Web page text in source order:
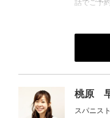
1人1人に
てからの
まつげや
※変更にな
話でご予
桃原
スパニスト